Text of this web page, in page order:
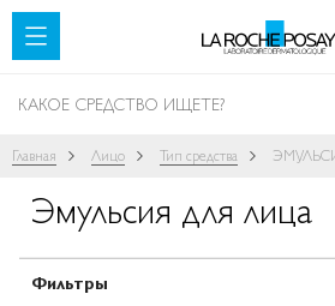
SKIP TO CONTENT
Главная Лицо Тип средства
Эмульсия для лица
Фильтры